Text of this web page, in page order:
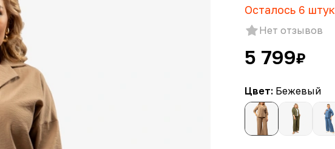
Осталось 6 штук
Нет отзывов
5 799₽
Цвет: Бежевый